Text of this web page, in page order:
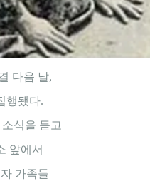
다음 날,
행됐다.
식을 듣고
앞에서
가족들